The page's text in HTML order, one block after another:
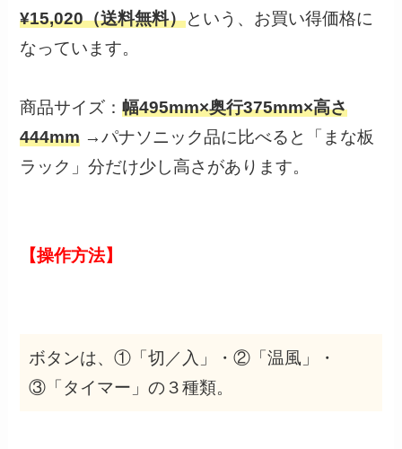
¥15,020（送料無料）という、お買い得価格に
なっています。
商品サイズ：幅495mm×奥行375mm×高さ
444mm →パナソニック品に比べると「まな板
ラック」分だけ少し高さがあります。
【操作方法】
ボタンは、①「切／入」・②「温風」・
③「タイマー」の３種類。